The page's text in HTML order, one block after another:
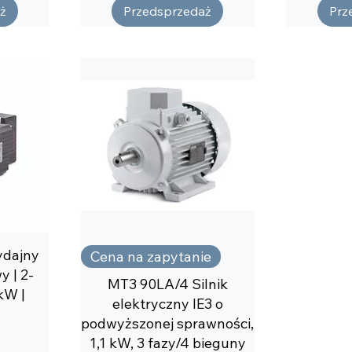
Przedsprzedaż
| 2-
|
Cena na zapytanie
MT3 90LA/4 Silnik
elektryczny IE3 o
podwyższonej sprawności,
1,1 kW, 3 fazy/4 bieguny